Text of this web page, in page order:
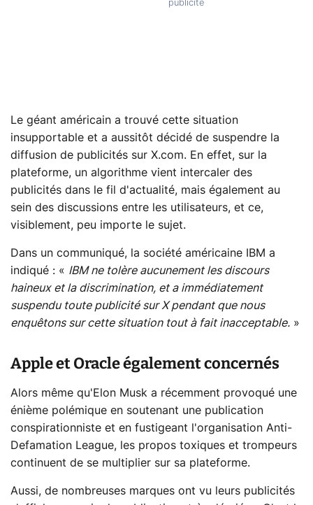
Le géant américain a trouvé cette situation
insupportable et a aussitôt décidé de suspendre la
diffusion de publicités sur X.com. En effet, sur la
plateforme, un algorithme vient intercaler des
publicités dans le fil d'actualité, mais également au
sein des discussions entre les utilisateurs, et ce,
visiblement, peu importe le sujet.
Dans un communiqué, la société américaine IBM a
indiqué : « IBM ne tolère aucunement les discours
haineux et la discrimination, et a immédiatement
suspendu toute publicité sur X pendant que nous
enquêtons sur cette situation tout à fait inacceptable. »
Apple et Oracle également concernés
Alors même qu'Elon Musk a récemment provoqué une
énième polémique en soutenant une publication
conspirationniste et en fustigeant l'organisation Anti-
Defamation League, les propos toxiques et trompeurs
continuent de se multiplier sur sa plateforme.
Aussi, de nombreuses marques ont vu leurs publicités